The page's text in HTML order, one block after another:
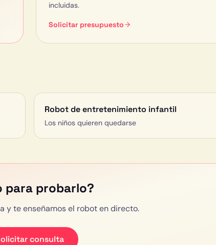
incluidas.
Solicitar presupuesto
Robot de entretenimiento infantil
Los niños quieren quedarse
para probarlo?
y te enseñamos el robot en directo.
consulta